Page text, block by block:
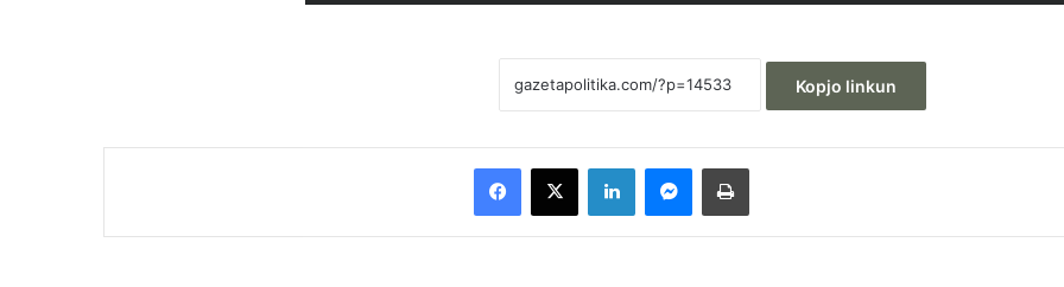
Kopjo linkun
Facebook
X LinkedInMessengerPrintoje